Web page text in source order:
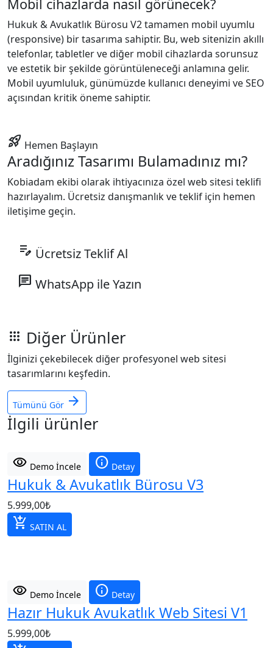
Mobil cihazlarda nasıl görünecek?
Hukuk & Avukatlık Bürosu V2 tamamen mobil uyumlu
(responsive) bir tasarıma sahiptir. Bu, web sitenizin akıllı
telefonlar, tabletler ve diğer mobil cihazlarda sorunsuz
ve estetik bir şekilde görüntüleneceği anlamına gelir.
Mobil uyumluluk, günümüzde kullanıcı deneyimi ve SEO
açısından kritik öneme sahiptir.
rocket_launch Hemen Başlayın
Aradığınız Tasarımı Bulamadınız mı?
Kobiadam ekibi olarak ihtiyacınıza özel web sitesi teklifi
hazırlayalım. Ücretsiz danışmanlık ve teklif için hemen
iletişime geçin.
edit_note Ücretsiz Teklif Al
chat WhatsApp ile Yazın
apps Diğer Ürünler
İlginizi çekebilecek diğer profesyonel web sitesi
tasarımlarını keşfedin.
Tümünü Gör arrow_forward
İlgili ürünler
visibility Demo İncele info Detay
Hukuk & Avukatlık Bürosu V3
5.999,00₺
add_shopping_cart SATIN AL
visibility Demo İncele info Detay
Hazır Hukuk Avukatlık Web Sitesi V1
5.999,00₺